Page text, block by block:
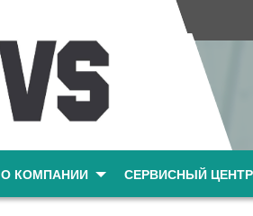
О КОМПАНИИ СЕРВИСНЫЙ ЦЕНТР